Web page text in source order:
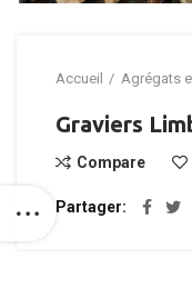
Accueil Agrégats
Graviers
Compare
Partager